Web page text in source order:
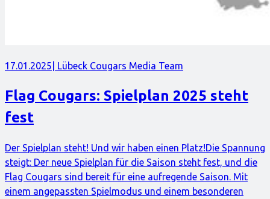
17.01.2025 | Lübeck Cougars Media Team
Flag Cougars: Spielplan 2025 steht
fest
Der Spielplan steht! Und wir haben einen Platz!Die Spannung
steigt: Der neue Spielplan für die Saison steht fest, und die
Flag Cougars sind bereit für eine aufregende Saison. Mit
einem angepassten Spielmodus und einem besonderen